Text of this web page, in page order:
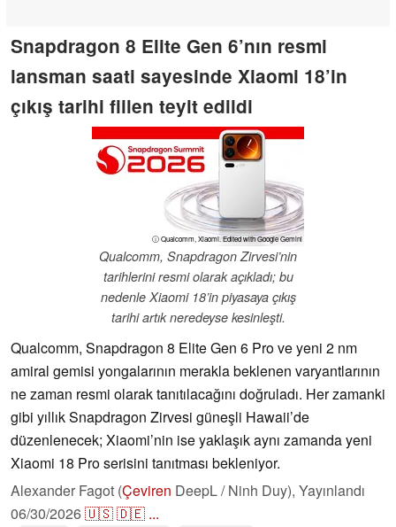
Snapdragon 8 Elite Gen 6’nın resmi
lansman saati sayesinde Xiaomi 18’in
çıkış tarihi fiilen teyit edildi
ⓘ Qualcomm, Xiaomi. Edited with Google Gemini
Qualcomm, Snapdragon Zirvesi’nin
tarihlerini resmi olarak açıkladı; bu
nedenle Xiaomi 18’in piyasaya çıkış
tarihi artık neredeyse kesinleşti.
Qualcomm, Snapdragon 8 Elite Gen 6 Pro ve yeni 2 nm
amiral gemisi yongalarının merakla beklenen varyantlarının
ne zaman resmi olarak tanıtılacağını doğruladı. Her zamanki
gibi yıllık Snapdragon Zirvesi güneşli Hawaii’de
düzenlenecek; Xiaomi’nin ise yaklaşık aynı zamanda yeni
Xiaomi 18 Pro serisini tanıtması bekleniyor.
Alexander Fagot (Çeviren DeepL / Ninh Duy), Yayınlandı
06/30/2026🇺🇸🇩🇪 ...